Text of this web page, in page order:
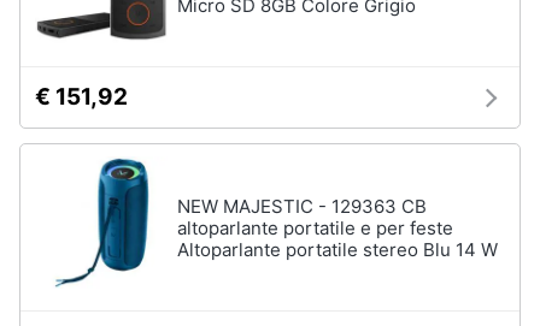
Micro SD 8GB Colore Grigio
€ 151,92
NEW MAJESTIC - 129363 CB
altoparlante portatile e per feste
Altoparlante portatile stereo Blu 14 W